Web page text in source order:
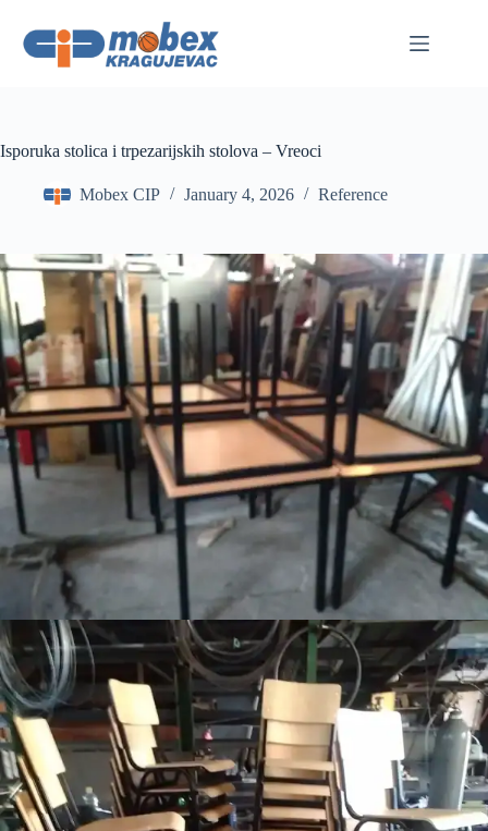
content
Isporuka stolica i trpezarijskih stolova – Vreoci
Mobex CIP January 4, 2026 Reference